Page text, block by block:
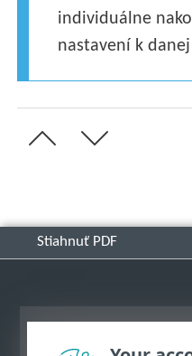
individuálne
nastavení k
Stiahnuť PDF